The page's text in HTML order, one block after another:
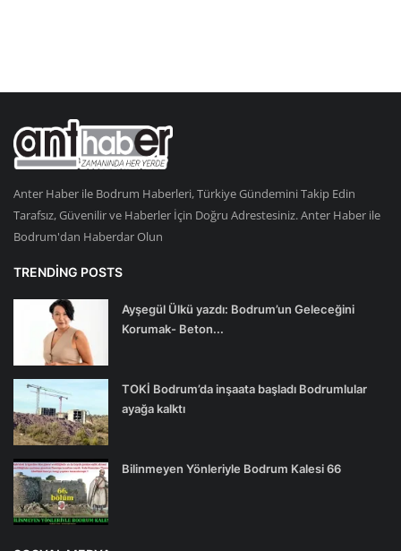
Anter Haber ile Bodrum Haberleri, Türkiye Gündemini Takip Edin
Tarafsız, Güvenilir ve Haberler İçin Doğru Adrestesiniz. Anter Haber ile
Bodrum'dan Haberdar Olun
TRENDING POSTS
Ayşegül Ülkü yazdı: Bodrum’un Geleceğini
Korumak- Beton...
TOKİ Bodrum’da inşaata başladı Bodrumlular
ayağa kalktı
Bilinmeyen Yönleriyle Bodrum Kalesi 66